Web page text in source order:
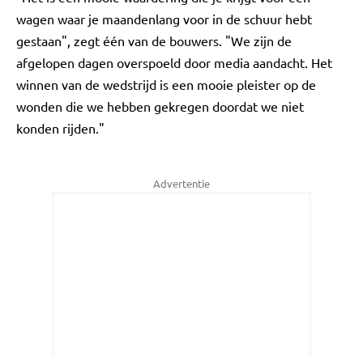
wagen waar je maandenlang voor in de schuur hebt
gestaan", zegt één van de bouwers. "We zijn de
afgelopen dagen overspoeld door media aandacht. Het
winnen van de wedstrijd is een mooie pleister op de
wonden die we hebben gekregen doordat we niet
konden rijden."
Advertentie